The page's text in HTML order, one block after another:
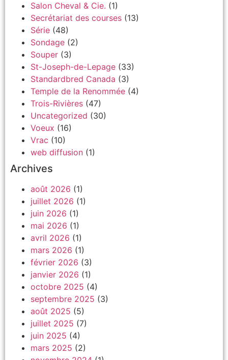
Salon Cheval & Cie. (1)
Secrétariat des courses (13)
Série (48)
Sondage (2)
Souper (3)
St-Joseph-de-Lepage (33)
Standardbred Canada (3)
Temple de la Renommée (4)
Trois-Rivières (47)
Uncategorized (30)
Voeux (16)
Vrac (10)
web diffusion (1)
Archives
août 2026 (1)
juillet 2026 (1)
juin 2026 (1)
mai 2026 (1)
avril 2026 (1)
mars 2026 (1)
février 2026 (3)
janvier 2026 (1)
octobre 2025 (4)
septembre 2025 (3)
août 2025 (5)
juillet 2025 (7)
juin 2025 (4)
mars 2025 (2)